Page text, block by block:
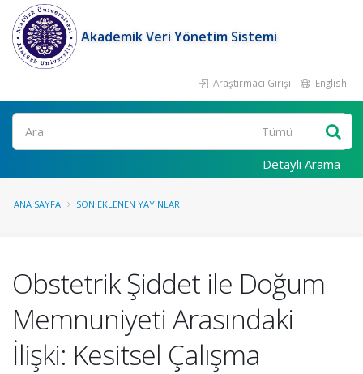
Akademik Veri Yönetim Sistemi
Araştırmacı Girişi English
Ara
Detaylı Arama
ANA SAYFA SON EKLENEN YAYINLAR
Obstetrik Şiddet ile Doğum
Memnuniyeti Arasındaki
İlişki: Kesitsel Çalışma